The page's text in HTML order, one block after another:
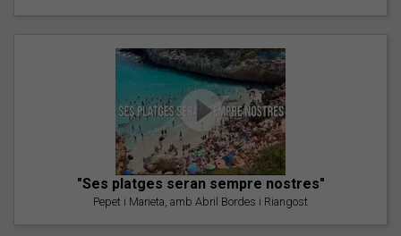
"Ses platges seran sempre nostres"
Pepet i Marieta, amb Abril Bordes i Riangost